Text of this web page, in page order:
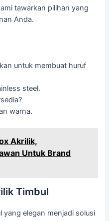
tawarkan pilihan yang
Anda.
untuk membuat huruf
steel.
warna.
Akrilik,
Untuk Brand
Timbul
yang elegan menjadi solusi